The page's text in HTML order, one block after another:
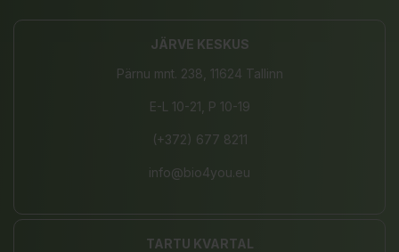
JÄRVE KESKUS
Pärnu mnt. 238, 11624 Tallinn
E-L 10-21, P 10-19
(+372) 677 8211
info@bio4you.eu
TARTU KVARTAL